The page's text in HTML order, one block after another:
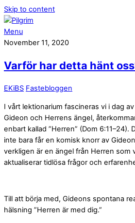
Skip to content
Menu
November 11, 2020
Varför har detta hänt
EKiBS Fastebloggen
I vårt lektionarium fascineras vi i dag
Gideon och Herrens ängel,
enbart kallad ”Herren” (Dom 6:11–24).
inte bara får en komisk knorr av
verkligen är en ängel från Herren som
aktualiserar tidlösa frågor och
Till att börja med, Gideons spontana
hälsning ”Herren är med dig.”